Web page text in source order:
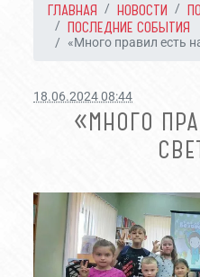
ГЛАВНАЯ НОВОСТИ
ПОСЛЕДНИЕ СОБЫТИЯ
«Много правил есть
18.06.2024 08:44
«МНОГО